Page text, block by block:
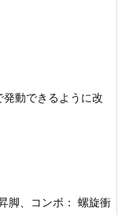
動できるように改
脚、コンボ： 螺旋衝